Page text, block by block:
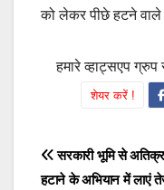
को लेकर पीछे हटने वाले
हमारे व्हाट्सएप
शेयर करें !
Post
सरकारी भूमि से
हटाने के अभियान में लाएं